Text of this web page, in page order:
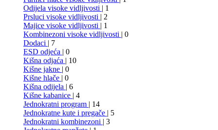
Odijela visoke vidljivosti | 1
Prsluci visoke vidljivosti | 2
Majice visoke vidljivosti | 1
Kombinezoni visoke vidljivosti | 0
Dodaci | 7
ESD odjeća | 0
Kišna odjaća | 10
Kišne jakne | 0
Kišne hlače | 0
Kišna odijela | 6
Kišne kabanice | 4
Jednokratni program | 14
Jednokratne kute i pregače | 5
Jednokratni kombinezoni | 3